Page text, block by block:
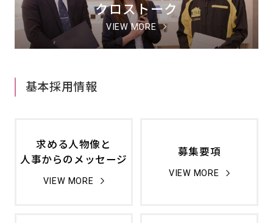
クロストーク
VIEW MORE
基本採用情報
求める人物像と
人事からのメッセージ
VIEW MORE
募集要項
VIEW MORE